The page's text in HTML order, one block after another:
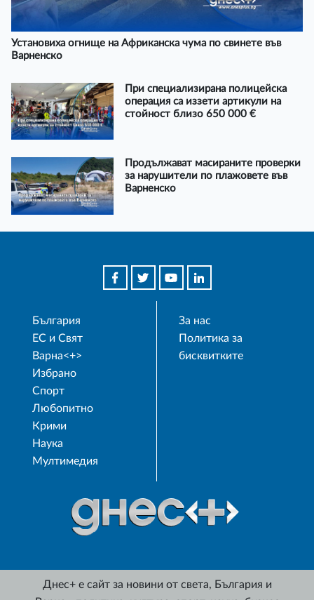
Установиха огнище на Африканска чума по свинете във
Варненско
При специализирана полицейска
операция са иззети артикули на
стойност близо 650 000 €
Продължават масираните проверки
за нарушители по плажовете във
Варненско
България
ЕС и Свят
Варна<+>
Избрано
Спорт
Любопитно
Крими
Наука
Мултимедия
За нас
Политика за
бисквитките
Днес+ е сайт за новини от света, България и